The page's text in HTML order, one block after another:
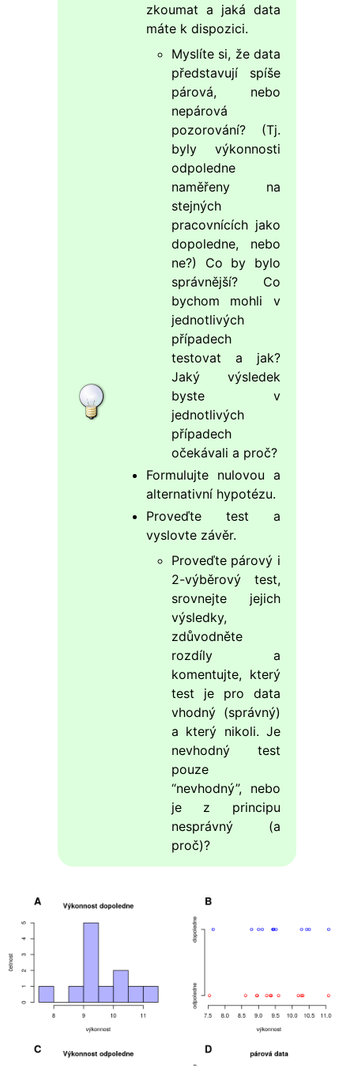
zkoumat a jaká data
máte k dispozici.
Myslíte si, že data
představují spíše
párová, nebo
nepárová
pozorování? (Tj.
byly výkonnosti
odpoledne
naměřeny na
stejných
pracovnících jako
dopoledne, nebo
ne?) Co by bylo
správnější? Co
bychom mohli v
jednotlivých
případech
testovat a jak?
Jaký výsledek
byste v
jednotlivých
případech
očekávali a proč?
Formulujte nulovou a
alternativní hypotézu.
Proveďte test a
vyslovte závěr.
Proveďte párový i
2-výběrový test,
srovnejte jejich
výsledky,
zdůvodněte
rozdíly a
komentujte, který
test je pro data
vhodný (správný)
a který nikoli. Je
nevhodný test
pouze
“nevhodný”, nebo
je z principu
nesprávný (a
proč)?